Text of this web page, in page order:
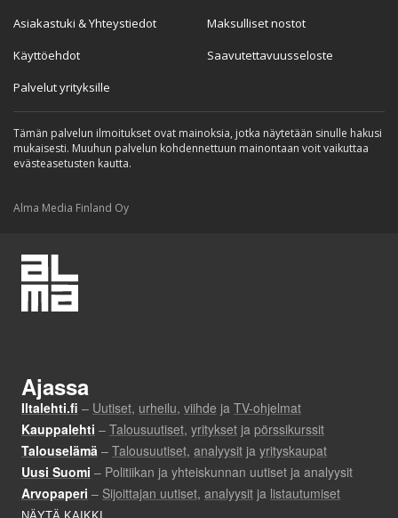
Asiakastuki & Yhteystiedot
Käyttöehdot
Palvelut yrityksille
Maksulliset nostot
Saavutettavuusseloste
Tämän palvelun ilmoitukset ovat mainoksia, jotka näytetään sinulle hakusi
mukaisesti. Muuhun palvelun kohdennettuun mainontaan voit vaikuttaa
evästeasetusten kautta.
Alma Media Finland Oy